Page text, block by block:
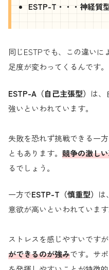
ESTP-T・・・神経質
同じESTPでも、この違い
足度が変わってくるんです。
ESTP-A（自己主張型） は、
強いといわれています。
失敗を恐れず挑戦できる一
ともあります。 競争の激し
るでしょう。
一方でESTP-T（慎重型） は
意欲が高いといわれています
ストレスを感じやすいですが
ができるのが強みです。サ